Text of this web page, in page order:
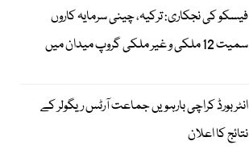
فیسکو کی نجکاری: ترکیہ، چینی سرمایہ کاروں
سمیت 12 ملکی و غیر ملکی گروپ میدان میں
انٹر بورڈ کراچی بارہویں جماعت آرٹس ریگولر کے
نتائج کا اعلان